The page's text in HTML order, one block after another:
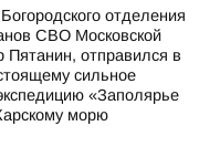
отделения
СВО Московской
Пятанин, отправился в
сильное
«Заполярье
морю